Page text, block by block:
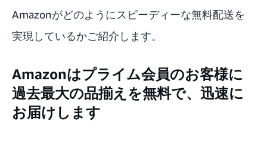
Amazonがどのようにスピーディーな無料配送を
実現しているかご紹介します。
Amazonはプライム会員のお客様に
過去最大の品揃えを無料で、迅速に
お届けします